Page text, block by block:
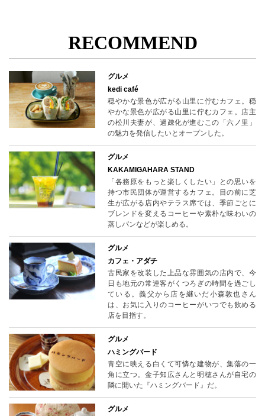
RECOMMEND
グルメ
kedi café
穏やかな景色が広がる山里に佇むカフェ。穏
やかな景色が広がる山里に佇むカフェ。店主
の松川夫妻が、過疎化が進むこの「六ノ里」
の魅力を発信したいとオープンした。
グルメ
KAKAMIGAHARA STAND
「各務原をもっと楽しくしたい」との思いを
持つ市民団体が運営するカフェ。目の前に芝
生が広がる店内やテラス席では、季節ごとに
ブレンドを変えるコーヒーや素朴な味わいの
蒸しパンなどが楽しめる。
グルメ
カフェ・アダチ
古民家を改装した上品な雰囲気の店内で、今
日も地元の常連客がくつろぎの時間を過ごし
ている。義父から店を継いだ小森敦也さん
は、お気に入りのコーヒーがいつでも飲める
店を目指す。
グルメ
ハミングバード
青空に映える白くて可憐な建物が、集落の一
角に立つ。金子知広さんと明穂さんが自宅の
隣に開いた『ハミングバード』だ。
グルメ